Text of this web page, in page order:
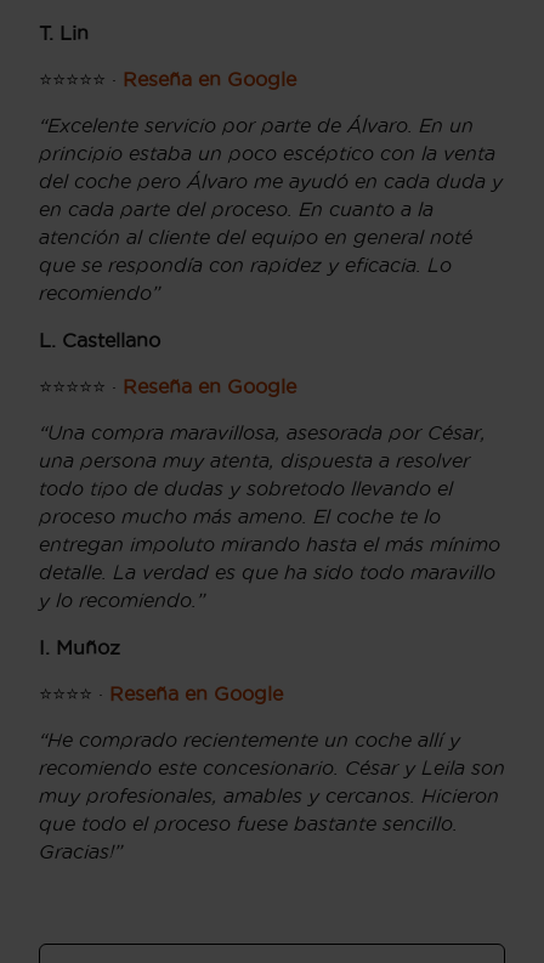
T. Lin
⭐⭐⭐⭐⭐ · Reseña en Google
“Excelente servicio por parte de Álvaro. En un
principio estaba un poco escéptico con la venta
del coche pero Álvaro me ayudó en cada duda y
en cada parte del proceso. En cuanto a la
atención al cliente del equipo en general noté
que se respondía con rapidez y eficacia. Lo
recomiendo”
L. Castellano
⭐⭐⭐⭐⭐ · Reseña en Google
“Una compra maravillosa, asesorada por César,
una persona muy atenta, dispuesta a resolver
todo tipo de dudas y sobretodo llevando el
proceso mucho más ameno. El coche te lo
entregan impoluto mirando hasta el más mínimo
detalle. La verdad es que ha sido todo maravillo
y lo recomiendo.”
I. Muñoz
⭐⭐⭐⭐ · Reseña en Google
“He comprado recientemente un coche allí y
recomiendo este concesionario. César y Leila son
muy profesionales, amables y cercanos. Hicieron
que todo el proceso fuese bastante sencillo.
Gracias!”